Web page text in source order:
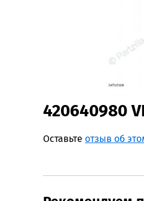
420640980
Оставьте отзыв об